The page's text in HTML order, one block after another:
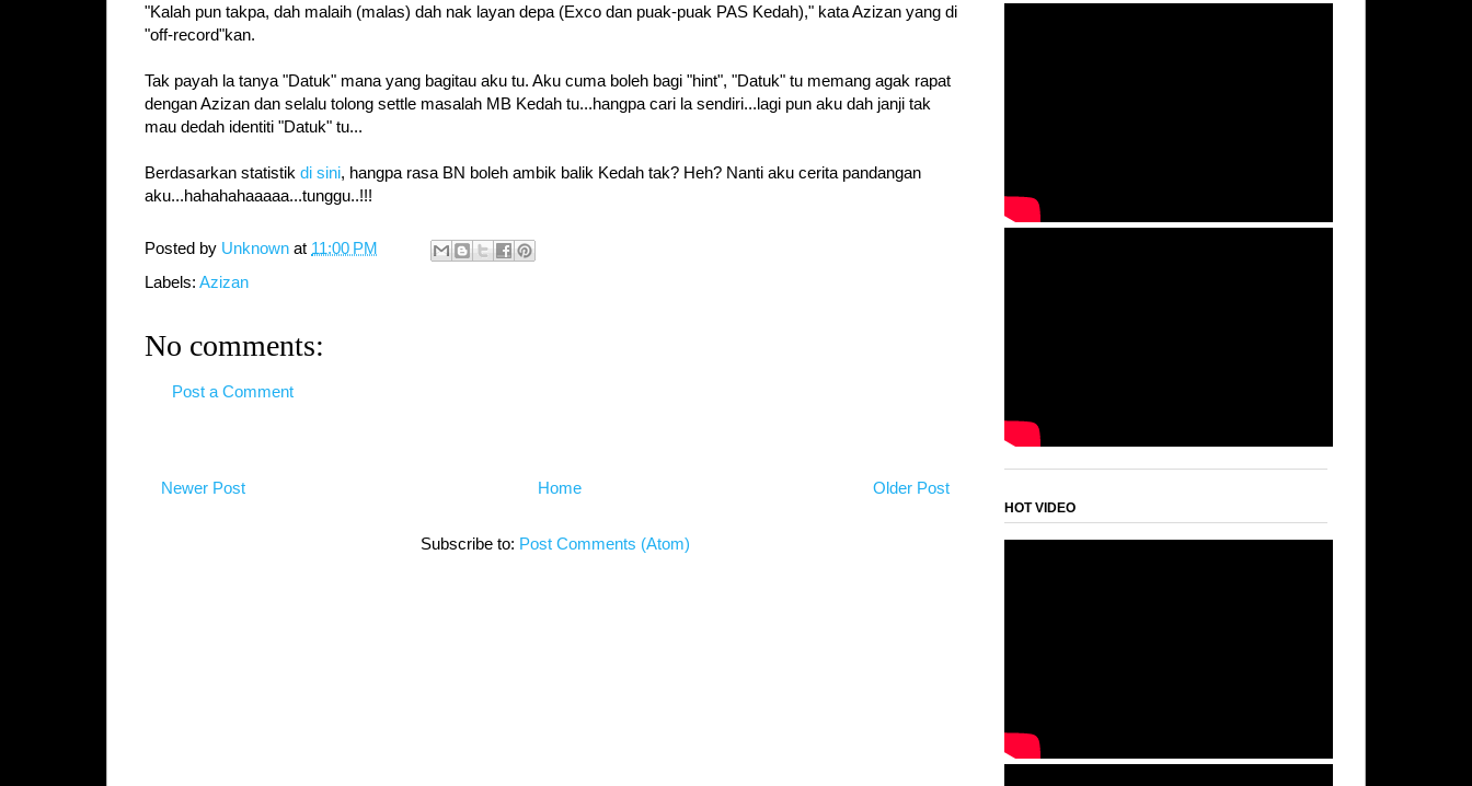
"Kalah pun takpa, dah malaih (malas) dah nak layan depa (Exco dan puak-puak PAS Kedah)," kata Azizan yang di
"off-record"kan.
Tak payah la tanya "Datuk" mana yang bagitau aku tu. Aku cuma boleh bagi "hint", "Datuk" tu memang agak rapat
dengan Azizan dan selalu tolong settle masalah MB Kedah tu...hangpa cari la sendiri...lagi pun aku dah janji tak
mau dedah identiti "Datuk" tu...
Berdasarkan statistik di sini, hangpa rasa BN boleh ambik balik Kedah tak? Heh? Nanti aku cerita pandangan
aku...hahahahaaaaa...tunggu..!!!
Posted by Unknown at 11:00 PM
Labels: Azizan
No comments:
Post a Comment
Newer Post Older Post
Home
Subscribe to: Post Comments (Atom)
HOT VIDEO